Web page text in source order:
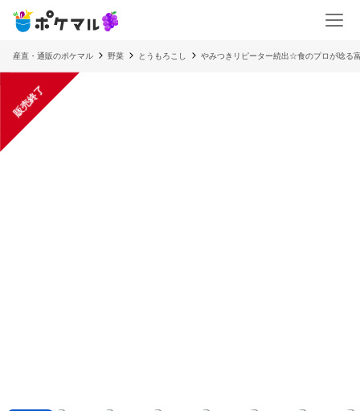
産直・通販のポケマル 野菜 とうもろこし やみつきリピーター続出☆食のプロが唸る
販売終了